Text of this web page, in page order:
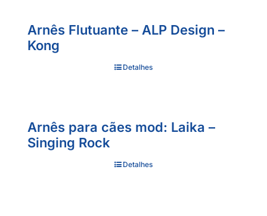
Arnês Flutuante – ALP Design –
Kong
Detalhes
Arnês para cães mod: Laika –
Singing Rock
Detalhes